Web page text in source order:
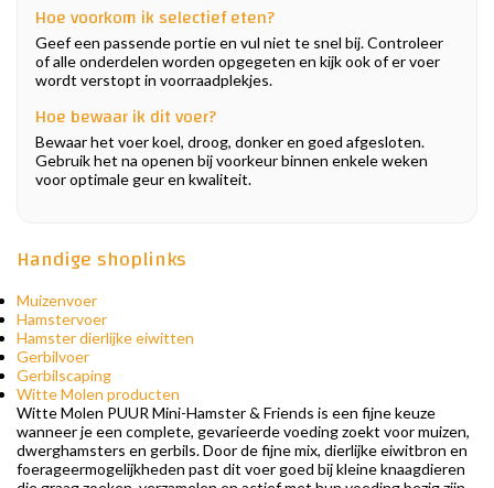
Hoe voorkom ik selectief eten?
Geef een passende portie en vul niet te snel bij. Controleer
of alle onderdelen worden opgegeten en kijk ook of er voer
wordt verstopt in voorraadplekjes.
Hoe bewaar ik dit voer?
Bewaar het voer koel, droog, donker en goed afgesloten.
Gebruik het na openen bij voorkeur binnen enkele weken
voor optimale geur en kwaliteit.
Handige shoplinks
Muizenvoer
Hamstervoer
Hamster dierlijke eiwitten
Gerbilvoer
Gerbilscaping
Witte Molen producten
Witte Molen PUUR Mini-Hamster & Friends is een fijne keuze
wanneer je een complete, gevarieerde voeding zoekt voor muizen,
dwerghamsters en gerbils. Door de fijne mix, dierlijke eiwitbron en
foerageermogelijkheden past dit voer goed bij kleine knaagdieren